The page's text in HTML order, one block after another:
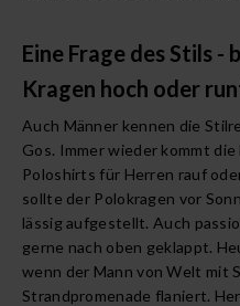
Eine Frage des Stils -
Kragen hoch oder
Auch Männer kennen die
Gos. Immer wieder kommt
Poloshirts für Herren rauf
sollte der Polokragen vor
lässig aufgestellt. Auch
gerne nach oben geklappt.
wenn der Mann von Welt mit
Strandpromenade flaniert.